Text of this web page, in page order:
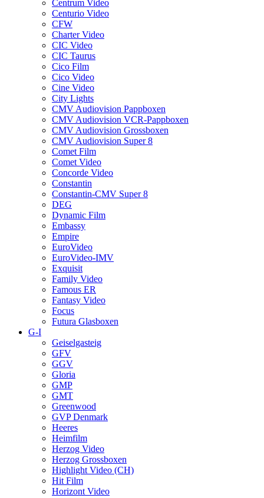
Centrum Video
Centurio Video
CFW
Charter Video
CIC Video
CIC Taurus
Cico Film
Cico Video
Cine Video
City Lights
CMV Audiovision Pappboxen
CMV Audiovision VCR-Pappboxen
CMV Audiovision Grossboxen
CMV Audiovision Super 8
Comet Film
Comet Video
Concorde Video
Constantin
Constantin-CMV Super 8
DEG
Dynamic Film
Embassy
Empire
EuroVideo
EuroVideo-IMV
Exquisit
Family Video
Famous ER
Fantasy Video
Focus
Futura Glasboxen
G-I
Geiselgasteig
GFV
GGV
Gloria
GMP
GMT
Greenwood
GVP Denmark
Heeres
Heimfilm
Herzog Video
Herzog Grossboxen
Highlight Video (CH)
Hit Film
Horizont Video